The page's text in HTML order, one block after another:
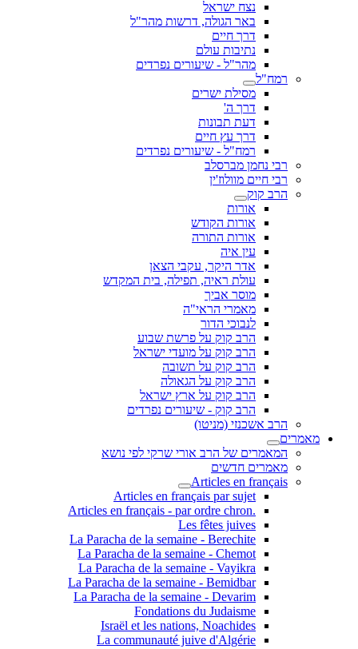
נצח ישראל
באר הגולה, דרשות מהר"ל
דרך חיים
נתיבות עולם
מהר"ל - שיעורים נפרדים
רמח"ל
מסילת ישרים
דרך ה'
דעת תבונות
דרך עץ חיים
רמח"ל - שיעורים נפרדים
רבי נחמן מברסלב
רבי חיים מוולוז'ין
הרב קוק
אורות
אורות הקודש
אורות התורה
עין איה
אדר היקר, עקבי הצאן
עולת ראיה, תפילה, בית המקדש
מוסר אביך
מאמרי הראי"ה
לנבוכי הדור
הרב קוק על פרשת שבוע
הרב קוק על מועדי ישראל
הרב קוק על תשובה
הרב קוק על הגאולה
הרב קוק על ארץ ישראל
הרב קוק - שיעורים נפרדים
הרב אשכנזי (מניטו)
מאמרים
המאמרים של הרב אורי שרקי לפי נושא
מאמרים חדשים
Articles en français
Articles en français par sujet
.Articles en français - par ordre chron
Les fêtes juives
La Paracha de la semaine - Berechite
La Paracha de la semaine - Chemot
La Paracha de la semaine - Vayikra
La Paracha de la semaine - Bemidbar
La Paracha de la semaine - Devarim
Fondations du Judaisme
Israël et les nations, Noachides
La communauté juive d'Algérie